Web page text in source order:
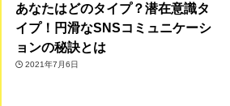
あなたはどのタイプ？潜在意識タ
イプ！円滑なSNSコミュニケーシ
ョンの秘訣とは
2021年7月6日